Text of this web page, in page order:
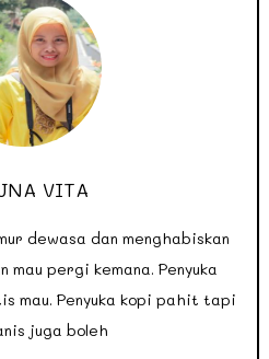
VITA
dewasa dan menghabiskan
mau pergi kemana. Penyuka
mau. Penyuka kopi pahit tapi
juga boleh